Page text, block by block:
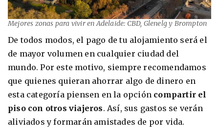
Mejores zonas para vivir en Adelaide: CBD, Glenelg y Brompton
De todos modos, el pago de tu alojamiento será el
de mayor volumen en cualquier ciudad del
mundo. Por este motivo, siempre recomendamos
que quienes quieran ahorrar algo de dinero en
esta categoría piensen en la opción compartir el
piso con otros viajeros. Así, sus gastos se verán
aliviados y formarán amistades de por vida.